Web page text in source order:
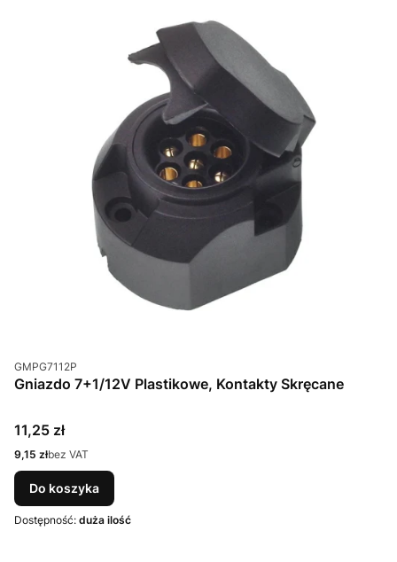
Kod produktu
GMPG7112P
Gniazdo 7+1/12V Plastikowe, Kontakty Skręcane
Cena
11,25 zł
Cena
9,15 złbez VAT
Do koszyka
Dostępność: duża ilość